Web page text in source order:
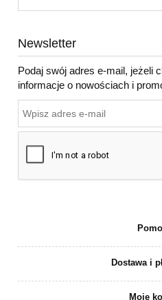
Newsletter
Podaj swój adres e-mail, jeżeli
informacje o nowościach i
Dostawa i
Moje